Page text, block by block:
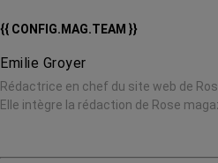
{{ CONFIG.MAG.TEAM }}
Emilie Groyer
Rédactrice en chef du site web de
Elle intègre la rédaction de Rose